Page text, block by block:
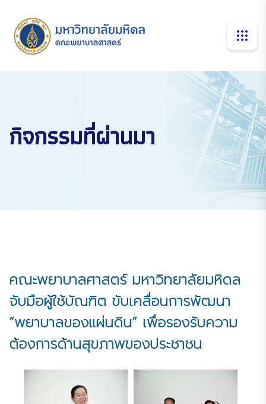
กิจกรรมที่ผ่านมา
คณะพยาบาลศาสตร์ มหาวิทยาลัยมหิดล
จับมือผู้ใช้บัณฑิต ขับเคลื่อนการพัฒนา
“พยาบาลของแผ่นดิน” เพื่อรองรับความ
ต้องการด้านสุขภาพของประชาชน